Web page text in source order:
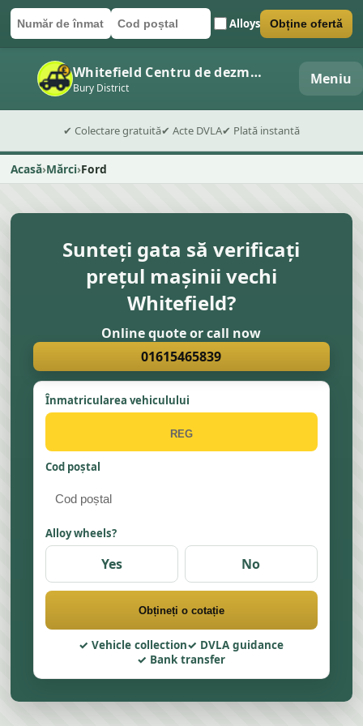
Număr de înmatriculare
Cod poștal Alloys
Trimite formularul Obține ofertă
Whitefield Centru de dezmembrări auto
Bury District Meniu
✔ Colectare gratuită✔ Acte DVLA✔ Plată instantă
Acasă Mărci Ford
Sunteți gata să verificați
prețul mașinii vechi
Whitefield?
Online quote or call now
01615465839
Înmatricularea vehiculului
Cod poștal
Alloy wheels?
Yes No
Obțineți o cotație
Vehicle collection
DVLA guidance
Bank transfer